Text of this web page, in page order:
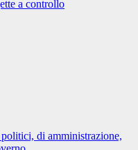
a controllo
di amministrazione,